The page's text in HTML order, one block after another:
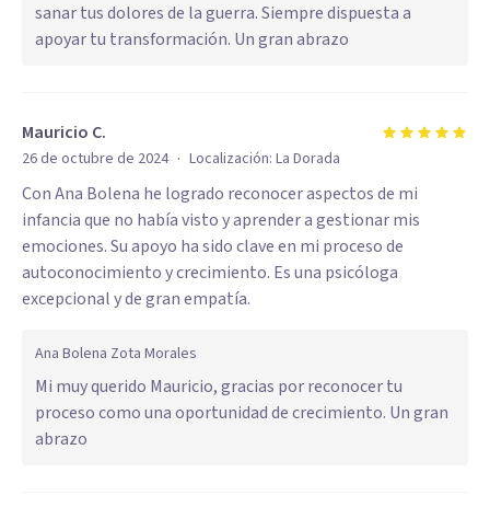
sanar tus dolores de la guerra. Siempre dispuesta a
apoyar tu transformación. Un gran abrazo
Mauricio C.
26 de octubre de 2024 · Localización: La Dorada
Con Ana Bolena he logrado reconocer aspectos de mi
infancia que no había visto y aprender a gestionar mis
emociones. Su apoyo ha sido clave en mi proceso de
autoconocimiento y crecimiento. Es una psicóloga
excepcional y de gran empatía.
Ana Bolena Zota Morales
Mi muy querido Mauricio, gracias por reconocer tu
proceso como una oportunidad de crecimiento. Un gran
abrazo